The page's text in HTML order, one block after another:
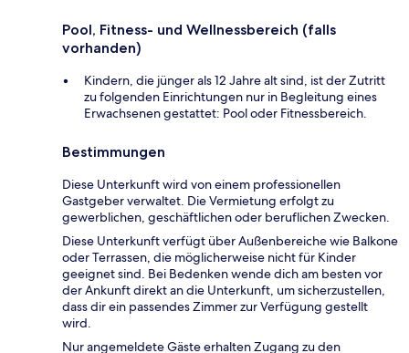
Pool, Fitness- und Wellnessbereich (falls
vorhanden)
Kindern, die jünger als 12 Jahre alt sind, ist der Zutritt
zu folgenden Einrichtungen nur in Begleitung eines
Erwachsenen gestattet: Pool oder Fitnessbereich.
Bestimmungen
Diese Unterkunft wird von einem professionellen
Gastgeber verwaltet. Die Vermietung erfolgt zu
gewerblichen, geschäftlichen oder beruflichen Zwecken.
Diese Unterkunft verfügt über Außenbereiche wie Balkone
oder Terrassen, die möglicherweise nicht für Kinder
geeignet sind. Bei Bedenken wende dich am besten vor
der Ankunft direkt an die Unterkunft, um sicherzustellen,
dass dir ein passendes Zimmer zur Verfügung gestellt
wird.
Nur angemeldete Gäste erhalten Zugang zu den